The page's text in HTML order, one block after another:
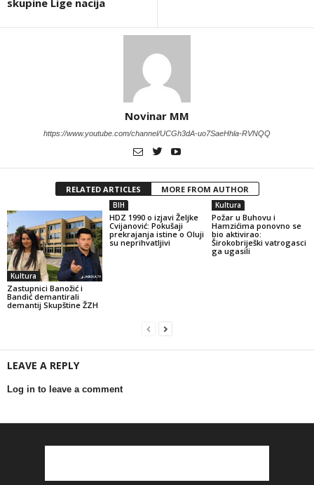
Novinar MM
https://www.youtube.com/channel/UCGh3dA-uo7SaeHhla-RVNQQ
RELATED ARTICLES MORE FROM AUTHOR
Kultura
Zastupnici Banožić i
Bandić demantirali
demantij Skupštine ŽZH
BIH
HDZ 1990 o izjavi Željke
Cvijanović: Pokušaji
prekrajanja istine o Oluji
su neprihvatljivi
Kultura
Požar u Buhovu i
Hamzićima ponovno se
bio aktivirao:
Širokobriješki vatrogasci
ga ugasili
LEAVE A REPLY
Log in to leave a comment